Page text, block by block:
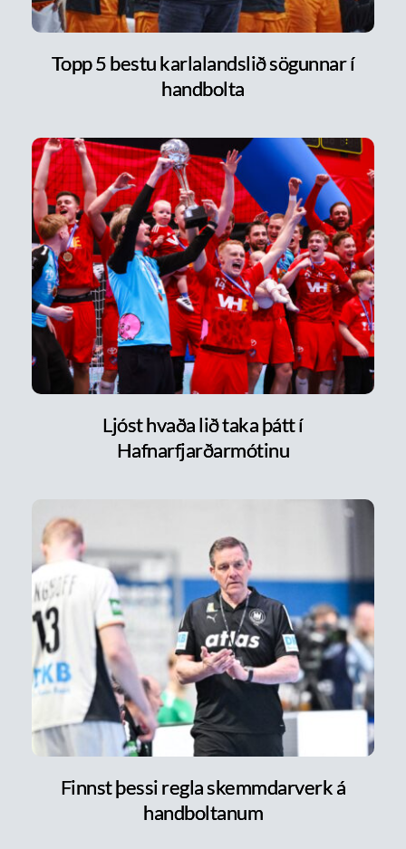
Topp 5 bestu karlalandslið sögunnar í
handbolta
Ljóst hvaða lið taka þátt í
Hafnarfjarðarmótinu
Finnst þessi regla skemmdarverk á
handboltanum